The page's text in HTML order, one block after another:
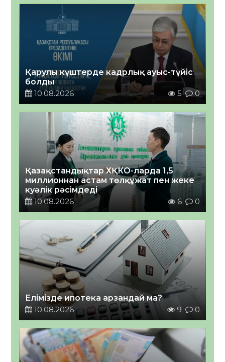
Қарулы күштерде кадрлық ауыс-түйіс
болды
10.08.2026
5 0
Қазақстандықтар ХҚКО-ларда 1,5
миллионнан астам төлқұжат пен жеке
куәлік рәсімдеді
10.08.2026
6 0
Елімізде ипотека арзандай ма?
10.08.2026
9 0